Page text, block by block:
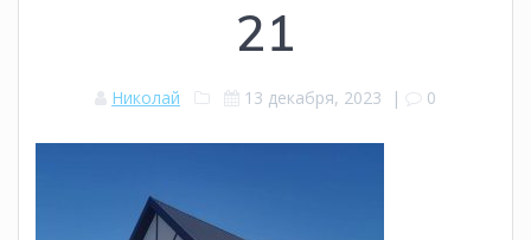
21
Николай 13 декабря, 2023 | 0